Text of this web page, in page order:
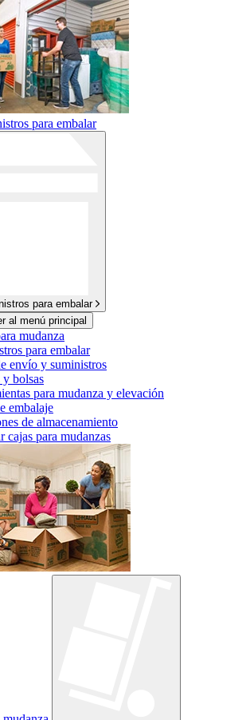
para embalar
para embalar
al menú principal
mudanza
para embalar
envío y suministros
y bolsas
para mudanza y elevación
embalaje
de almacenamiento
cajas para mudanzas